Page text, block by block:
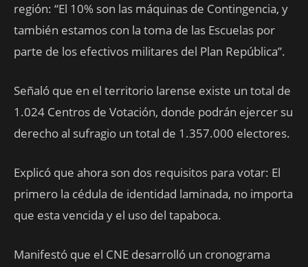
región: “El 10% son las máquinas de Contingencia, y
también estamos con la toma de las Escuelas por
parte de los efectivos militares del Plan República”.
Señaló que en el territorio larense existe un total de
1.024 Centros de Votación, donde podrán ejercer su
derecho al sufragio un total de 1.357.000 electores.
Explicó que ahora son dos requisitos para votar: El
primero la cédula de identidad laminada, no importa
que esta vencida y el uso del tapaboca.
Manifestó que el CNE desarrolló un cronograma